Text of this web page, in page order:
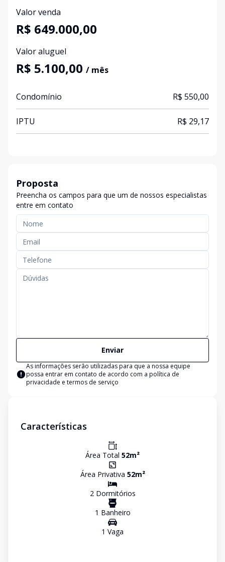
Valor venda
R$ 649.000,00
Valor aluguel
R$ 5.100,00 / mês
Condomínio R$ 550,00
IPTU R$ 29,17
Proposta
Preencha os campos para que um de nossos especialistas
entre em contato
Enviar
As informações serão utilizadas para que a nossa equipe
possa entrar em contato de acordo com a política de
privacidade e termos de serviço
Características
Área Total 52m²
Área Privativa 52m²
2Dormitórios
1 Banheiro
1 Vaga